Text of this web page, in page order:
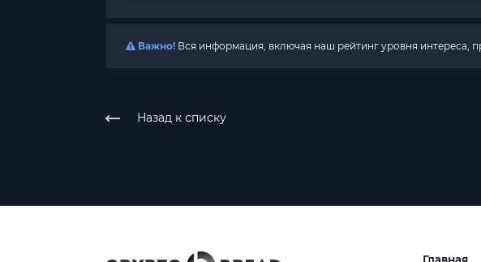
Важно! Вся информация, включая наш рейтинг уровня интереса,
Назад к списку